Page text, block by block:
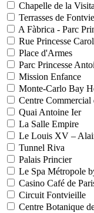
Chapelle de la
Terrasses de
A Fàbrica - Parc
Rue Princesse
Place d'Armes
Parc Princesse
Mission Enfance
Monte-Carlo Bay
Centre
Quai Antoine Ier
La Salle Empire
Le Louis XV –
Tunnel Riva
Palais Princier
Le Spa Métropole
Casino Café de
Circuit Fontvieille
Centre Botanique